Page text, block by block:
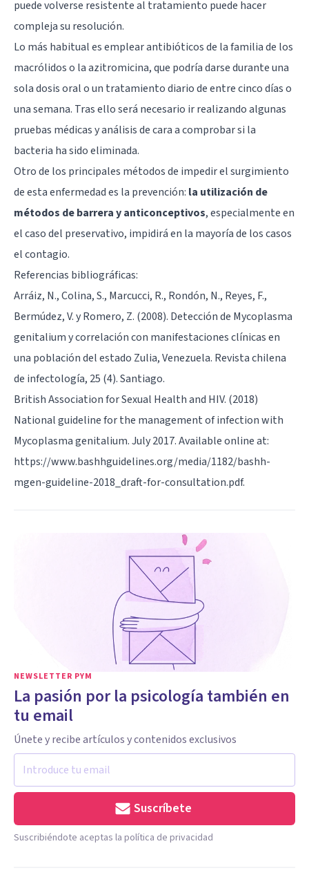
puede volverse resistente al tratamiento puede hacer
compleja su resolución.
Lo más habitual es emplear antibióticos de la familia de los
macrólidos o la azitromicina, que podría darse durante una
sola dosis oral o un tratamiento diario de entre cinco días o
una semana. Tras ello será necesario ir realizando algunas
pruebas médicas y análisis de cara a comprobar si la
bacteria ha sido eliminada.
Otro de los principales métodos de impedir el surgimiento
de esta enfermedad es la prevención: la utilización de
métodos de barrera y anticonceptivos, especialmente en
el caso del preservativo, impidirá en la mayoría de los casos
el contagio.
Referencias bibliográficas:
Arráiz, N., Colina, S., Marcucci, R., Rondón, N., Reyes, F.,
Bermúdez, V. y Romero, Z. (2008). Detección de Mycoplasma
genitalium y correlación con manifestaciones clínicas en
una población del estado Zulia, Venezuela. Revista chilena
de infectología, 25 (4). Santiago.
British Association for Sexual Health and HIV. (2018)
National guideline for the management of infection with
Mycoplasma genitalium. July 2017. Available online at:
https://www.bashhguidelines.org/media/1182/bashh-
mgen-guideline-2018_draft-for-consultation.pdf.
NEWSLETTER PYM
La pasión por la psicología también en
tu email
Únete y recibe artículos y contenidos exclusivos
Suscríbete
Suscribiéndote aceptas la política de privacidad